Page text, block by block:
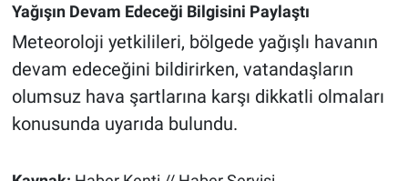
Yağışın Devam Edeceği Bilgisini Paylaştı
Meteoroloji yetkilileri, bölgede yağışlı havanın
devam edeceğini bildirirken, vatandaşların
olumsuz hava şartlarına karşı dikkatli olmaları
konusunda uyarıda bulundu.